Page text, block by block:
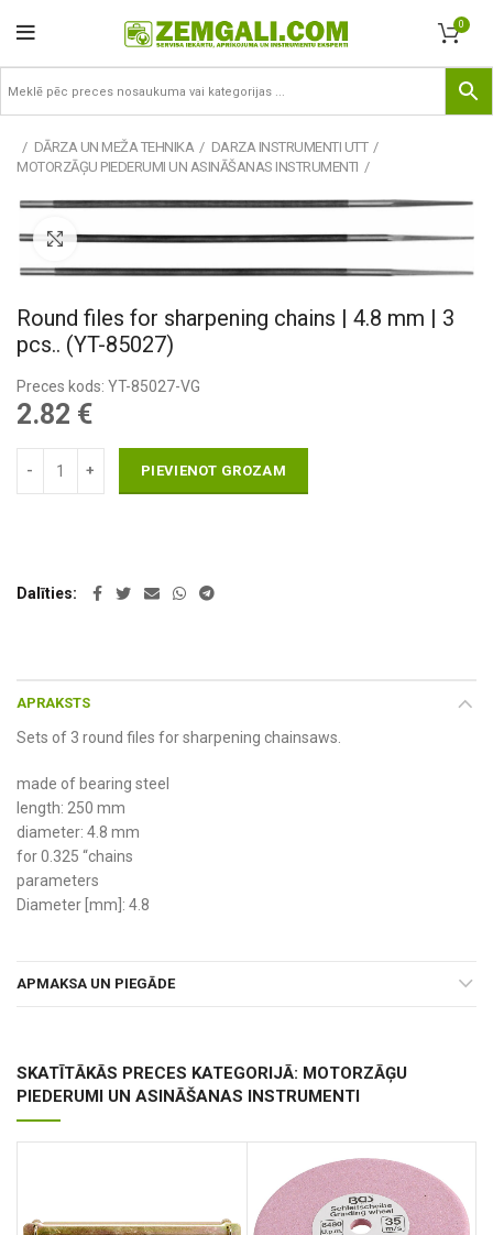
0
DĀRZA UN MEŽA TEHNIKA
DARZA INSTRUMENTI UTT
MOTORZĀĢU PIEDERUMI UN ASINĀŠANAS INSTRUMENTI
Pietuvināt
Round files for sharpening chains | 4.8 mm | 3
pcs.. (YT-85027)
Preces kods: YT-85027-VG
2.82 €
PIEVIENOT GROZAM
Dalīties
APRAKSTS
Sets of 3 round files for sharpening chainsaws.
made of bearing steel
length: 250 mm
diameter: 4.8 mm
for 0.325 “chains
parameters
Diameter [mm]: 4.8
APMAKSA UN PIEGĀDE
SKATĪTĀKĀS PRECES KATEGORIJĀ: MOTORZĀĢU
PIEDERUMI UN ASINĀŠANAS INSTRUMENTI